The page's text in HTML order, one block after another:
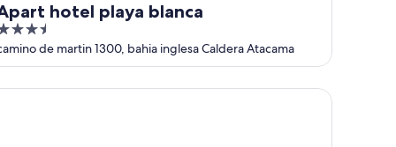
hotel playa blanca
de martin 1300, bahia inglesa Caldera Atacama
en Bahia Inglesa